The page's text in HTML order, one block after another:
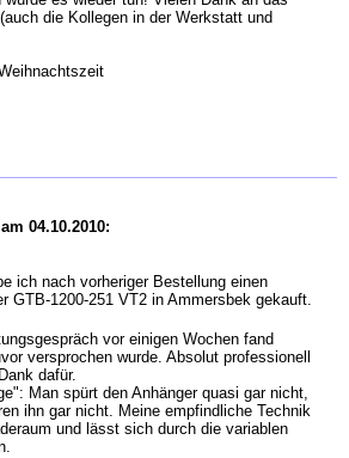
die Kollegen in der Werkstatt und
04.10.2010:
ich nach vorheriger Bestellung einen
GTB-1200-251 VT2 in Ammersbek gekauft.
vor einigen Wochen fand
versprochen wurde. Absolut professionell
dafür.
Man spürt den Anhänger quasi gar nicht,
ihn gar nicht. Meine empfindliche Technik
und lässt sich durch die variablen